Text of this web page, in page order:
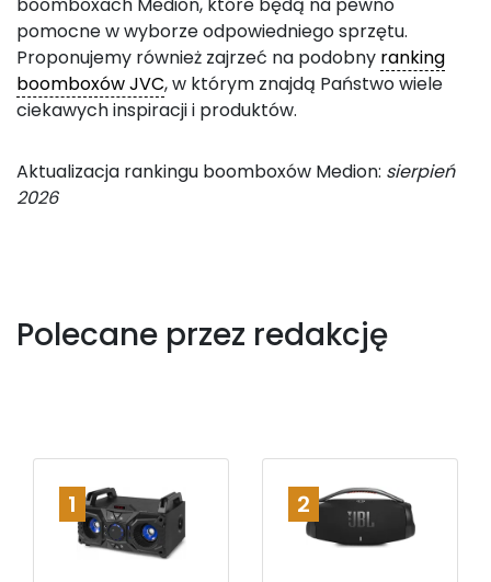
pomocne w wyborze odpowiedniego sprzętu.
Proponujemy również zajrzeć na podobny ranking
boomboxów JVC, w którym znajdą Państwo wiele
ciekawych inspiracji i produktów.
Aktualizacja rankingu boomboxów Medion: sierpień
2026
Polecane przez redakcję
1 2